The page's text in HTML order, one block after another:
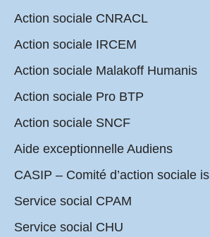
Action sociale CNRACL
Action sociale IRCEM
Action sociale Malakoff Humanis
Action sociale Pro BTP
Action sociale SNCF
Aide exceptionnelle Audiens
CASIP – Comité d’action sociale
Service social CPAM
Service social CHU